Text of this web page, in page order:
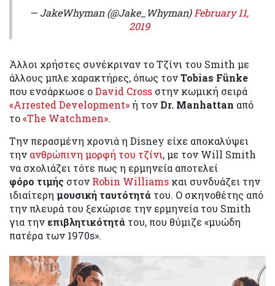
— JakeWhyman (@Jake_Whyman) February 11,
2019
Άλλοι χρήστες συνέκριναν το Τζίνι του Smith με
άλλους μπλε χαρακτήρες, όπως τονTobias Fünke
που ενσάρκωσε οDavid Cross στην κωμική σειρά
«Arrested Development»ή τον Dr. Manhattan από
το«The Watchmen».
Την περασμένη χρονιά η Disney είχε αποκαλύψει
την ανθρώπινη μορφή του τζίνι, με τον Will Smith
να σχολιάζει τότε πως η ερμηνεία αποτελεί
φόρο τιμής στον Robin Williams και συνδυάζει την
ιδιαίτερη μουσική ταυτότητά του. Ο σκηνοθέτης από
την πλευρά του ξεχώρισε την ερμηνεία του Smith
για την επιβλητικότητά του, που θύμιζε «μυώδη
πατέρα των 1970s».